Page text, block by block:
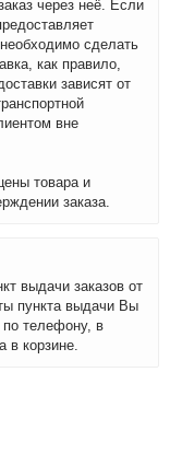
через неё. Если
сделать
как правило,
зависят от
вне
товара и
заказа.
выдачи заказов от
пункта выдачи Вы
телефону, в
в корзине.